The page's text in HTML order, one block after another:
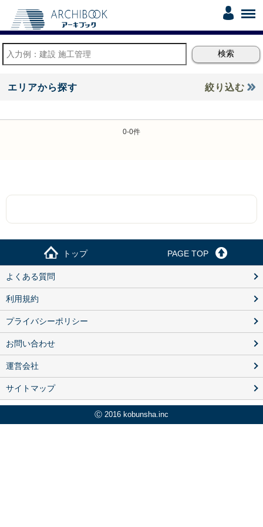
エリアから探す 絞り込む
0-0件
トップ PAGE TOP
よくある質問
利用規約
プライバシーポリシー
お問い合わせ
運営会社
サイトマップ
Ⓒ 2016 kobunsha.inc